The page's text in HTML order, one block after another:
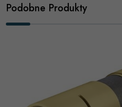
Podobne Produkty